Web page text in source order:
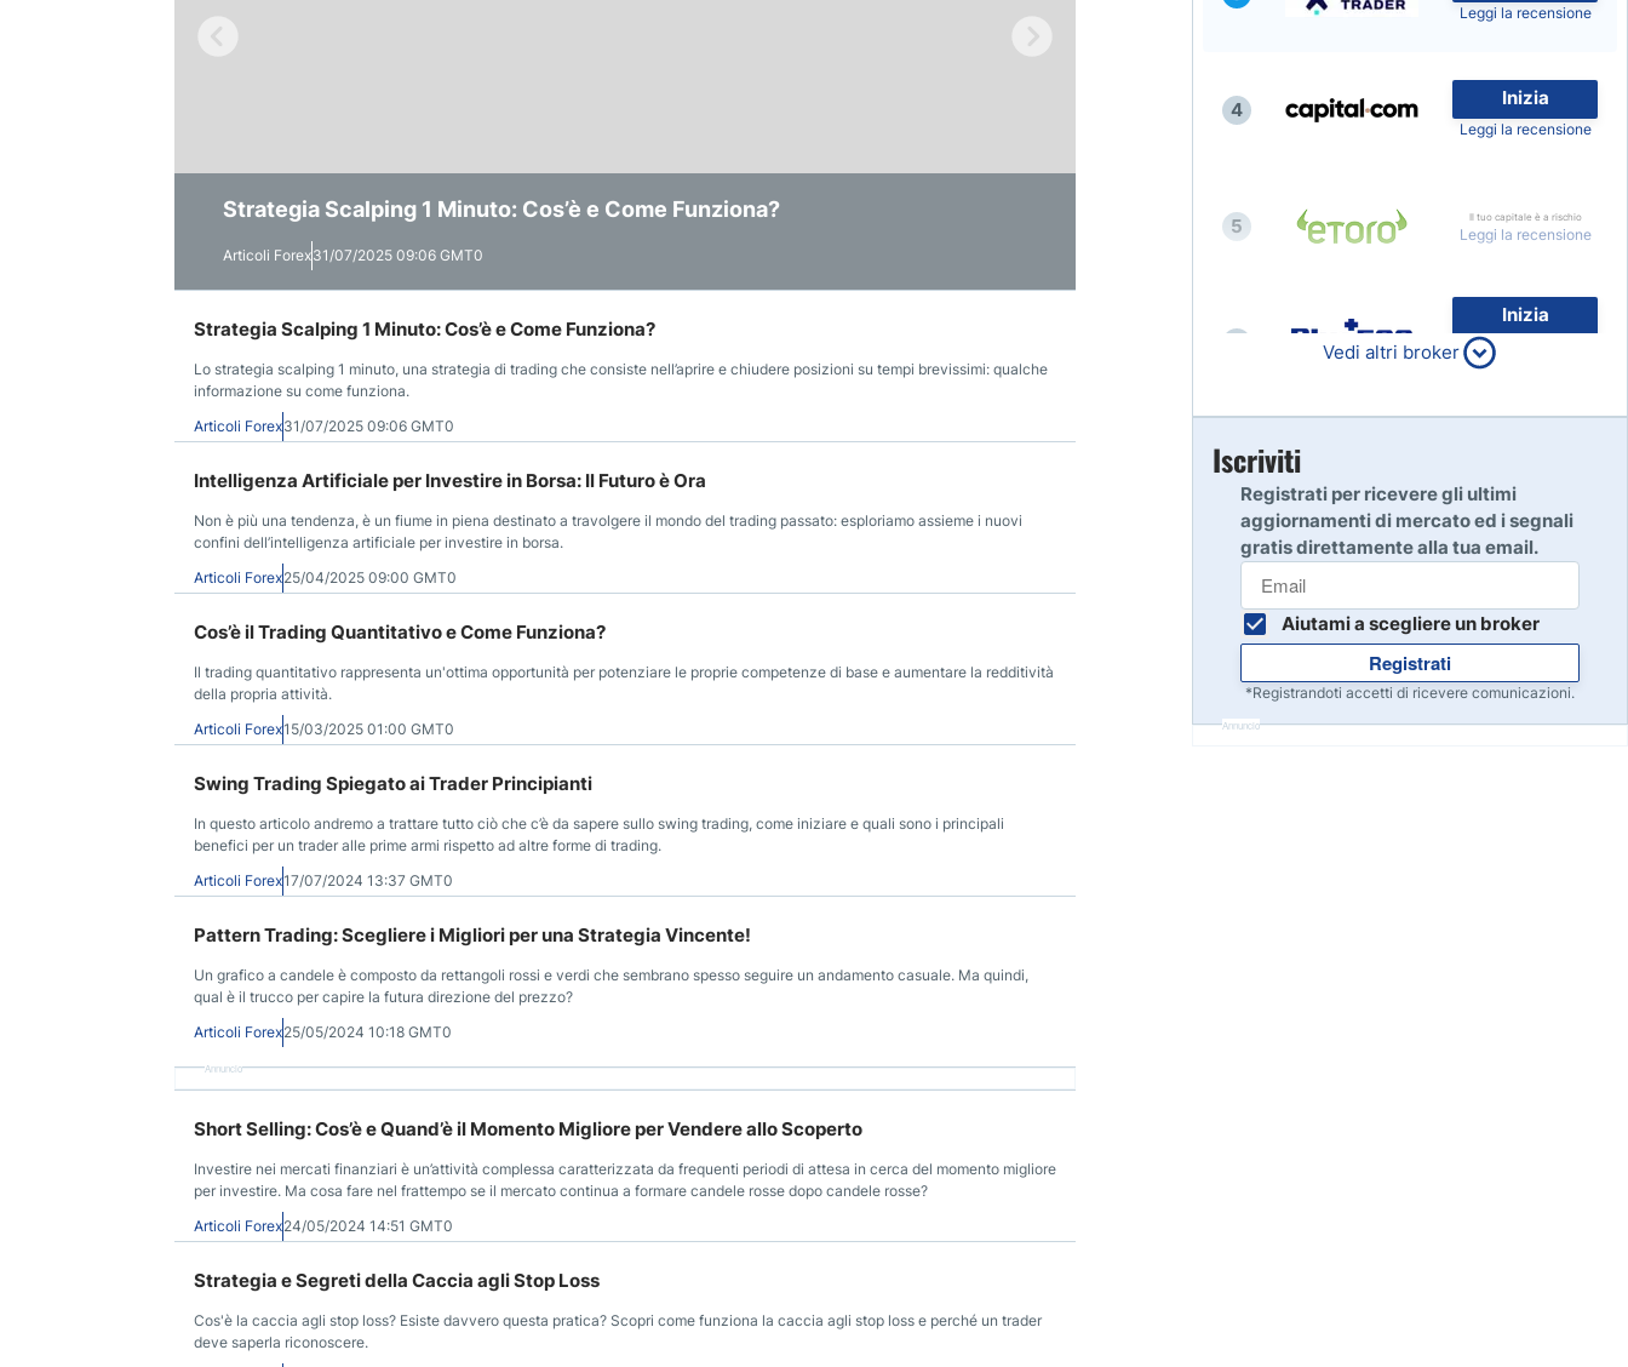
Strategia Scalping 1 Minuto: Cos’è e Come Funziona?
Articoli Forex31/07/2025 09:06 GMT0
Intelligenza Artificiale per Investire in Borsa: Il Futuro è Ora
Articoli Forex25/04/2025 09:00 GMT0
Cos’è il Trading Quantitativo e Come Funziona?
Articoli Forex15/03/2025 01:00 GMT0
Strategia Scalping 1 Minuto: Cos’è e Come Funziona?
Lo strategia scalping 1 minuto, una strategia di trading che consiste nell’aprire e chiudere posizioni su tempi brevissimi: qualche
informazione su come funziona.
Articoli Forex31/07/2025 09:06 GMT0
Intelligenza Artificiale per Investire in Borsa: Il Futuro è Ora
Non è più una tendenza, è un fiume in piena destinato a travolgere il mondo del trading passato: esploriamo assieme i nuovi
confini dell’intelligenza artificiale per investire in borsa.
Articoli Forex25/04/2025 09:00 GMT0
Cos’è il Trading Quantitativo e Come Funziona?
Il trading quantitativo rappresenta un'ottima opportunità per potenziare le proprie competenze di base e aumentare la redditività
della propria attività.
Articoli Forex15/03/2025 01:00 GMT0
Swing Trading Spiegato ai Trader Principianti
In questo articolo andremo a trattare tutto ciò che c’è da sapere sullo swing trading, come iniziare e quali sono i principali
benefici per un trader alle prime armi rispetto ad altre forme di trading.
Articoli Forex17/07/2024 13:37 GMT0
Pattern Trading: Scegliere i Migliori per una Strategia Vincente!
Un grafico a candele è composto da rettangoli rossi e verdi che sembrano spesso seguire un andamento casuale. Ma quindi,
qual è il trucco per capire la futura direzione del prezzo?
Articoli Forex25/05/2024 10:18 GMT0
Annuncio
Short Selling: Cos’è e Quand’è il Momento Migliore per Vendere allo Scoperto
Investire nei mercati finanziari è un’attività complessa caratterizzata da frequenti periodi di attesa in cerca del momento migliore
per investire. Ma cosa fare nel frattempo se il mercato continua a formare candele rosse dopo candele rosse?
Articoli Forex24/05/2024 14:51 GMT0
Strategia e Segreti della Caccia agli Stop Loss
Cos'è la caccia agli stop loss? Esiste davvero questa pratica? Scopri come funziona la caccia agli stop loss e perché un trader
deve saperla riconoscere.
Leggi la recensione
4
Inizia
Leggi la recensione
5 Il tuo capitale è a rischio
Leggi la recensione
Inizia
80% dei conti al dettaglio di
CFD perdono denaro
7
Inizia
Inizia
Vedi altri broker
Iscriviti
Registrati per ricevere gli ultimi
aggiornamenti di mercato ed i segnali
gratis direttamente alla tua email.
Aiutami a scegliere un broker
Registrati
*Registrandoti accetti di ricevere comunicazioni.
Annuncio